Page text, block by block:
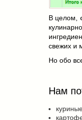
В целом,
свежих и
Но обо
Нам